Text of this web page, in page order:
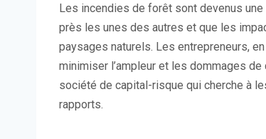
Les incendies de forêt sont devenus
près les unes des autres et que les
paysages naturels. Les entrepreneurs,
minimiser l’ampleur et les dommages
société de capital-risque qui cherche à
rapports.